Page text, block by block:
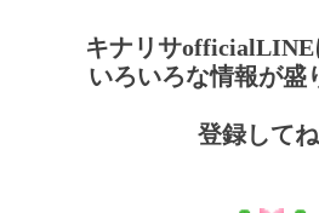
キナリサofficialLINE
いろいろな情報が盛
登録してね